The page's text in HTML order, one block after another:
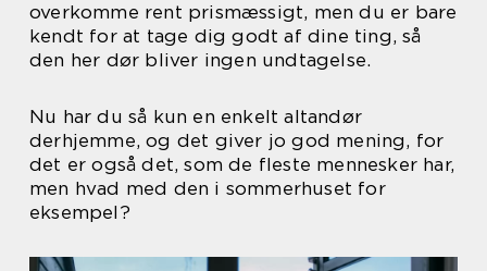
overkomme rent prismæssigt, men du er bare
kendt for at tage dig godt af dine ting, så
den her dør bliver ingen undtagelse.
Nu har du så kun en enkelt altandør
derhjemme, og det giver jo god mening, for
det er også det, som de fleste mennesker har,
men hvad med den i sommerhuset for
eksempel?